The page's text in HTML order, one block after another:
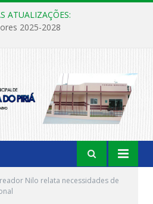
ATUALIZAÇÕES:
2025-2028
Nilo relata necessidades de